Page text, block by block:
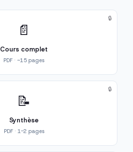
📄
Cours complet
PDF · ~15 pages
🔒
📝
Synthèse
PDF · 1-2 pages
🔒